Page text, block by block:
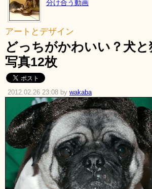
分け合う動画
アートとデザイン
どっちがかわいい？犬
写真12枚
2012.02.26 23:08 by wakaba